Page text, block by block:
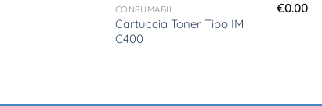
CONSUMABILI
Cartuccia Toner Tipo IM
C400
€0.00